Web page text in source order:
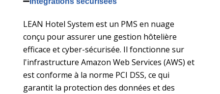
LEAN Hotel System est un PMS en nuage
conçu pour assurer une gestion hôtelière
efficace et cyber-sécurisée. Il fonctionne sur
l'infrastructure Amazon Web Services (AWS) et
est conforme à la norme PCI DSS, ce qui
garantit la protection des données et des